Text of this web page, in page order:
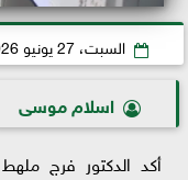
السبت، 27 يونيو 2026
اسلام موسى
أكد الدكتور فرج